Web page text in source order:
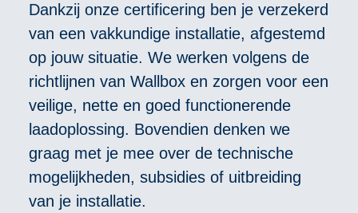
Dankzij onze certificering ben je verzekerd
van een vakkundige installatie, afgestemd
op jouw situatie. We werken volgens de
richtlijnen van Wallbox en zorgen voor een
veilige, nette en goed functionerende
laadoplossing. Bovendien denken we
graag met je mee over de technische
mogelijkheden, subsidies of uitbreiding
van je installatie.